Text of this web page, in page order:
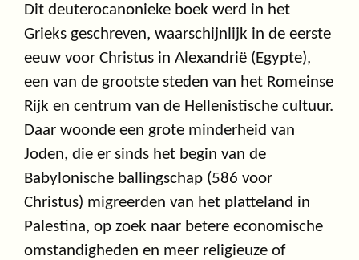
Dit deuterocanonieke boek werd in het
Grieks geschreven, waarschijnlijk in de eerste
eeuw voor Christus in Alexandrië (Egypte),
een van de grootste steden van het Romeinse
Rijk en centrum van de Hellenistische cultuur.
Daar woonde een grote minderheid van
Joden, die er sinds het begin van de
Babylonische ballingschap (586 voor
Christus) migreerden van het platteland in
Palestina, op zoek naar betere economische
omstandigheden en meer religieuze of